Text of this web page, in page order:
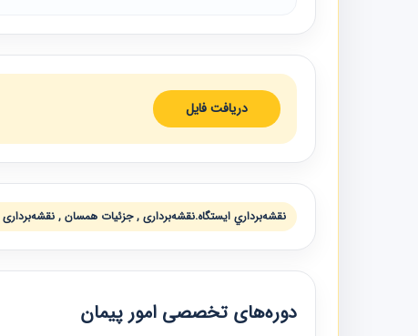
دریافت فایل
نقشه‌برداري ايستگاه.نقشه‌برداری , جزئيات همسان ,
دوره‌های تخصصی امور پیمان